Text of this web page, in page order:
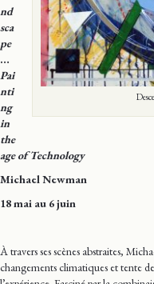
nd
sca
pe
…
Pai
nti
ng
in
the
age of Technology
Michael Newman
18 mai au 6 juin
À travers ses scènes abstraites,
changements climatiques et tente